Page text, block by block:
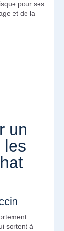
pour ses
et de la
un
les
sortent à